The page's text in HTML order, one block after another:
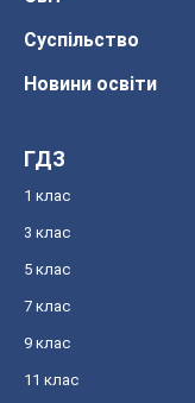
Суспільство
Новини освіти
ГДЗ
1 клас
3 клас
5 клас
7 клас
9 клас
11 клас